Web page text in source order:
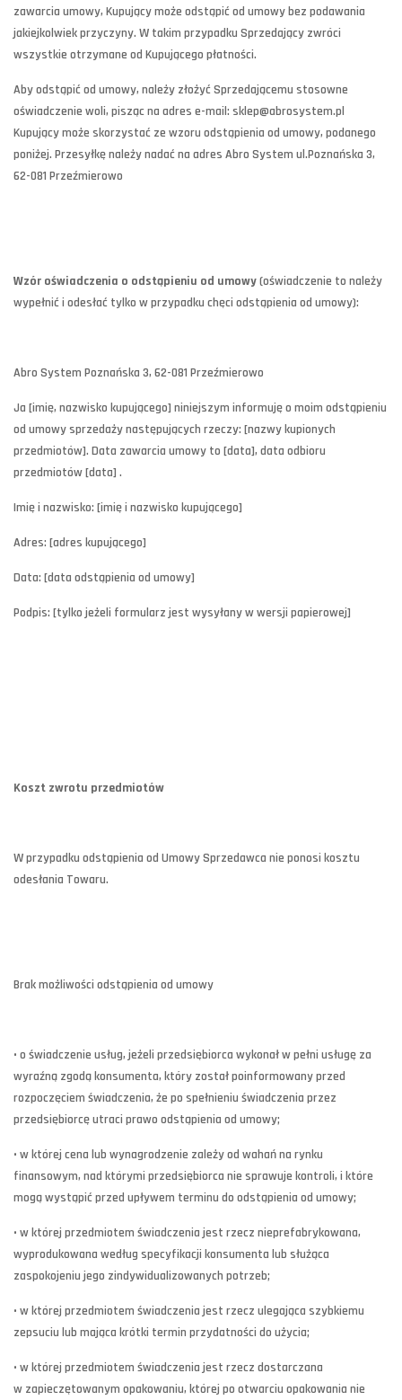
zawarcia umowy, Kupujący może odstąpić od umowy bez podawania
jakiejkolwiek przyczyny. W takim przypadku Sprzedający zwróci
wszystkie otrzymane od Kupującego płatności.
Aby odstąpić od umowy, należy złożyć Sprzedającemu stosowne
oświadczenie woli, pisząc na adres e-mail: sklep@abrosystem.pl
Kupujący może skorzystać ze wzoru odstąpienia od umowy, podanego
poniżej. Przesyłkę należy nadać na adres Abro System ul.Poznańska 3,
62-081 Przeźmierowo
Wzór oświadczenia o odstąpieniu od umowy(oświadczenie to należy
wypełnić i odesłać tylko w przypadku chęci odstąpienia od umowy):
Abro System Poznańska 3, 62-081 Przeźmierowo
Ja [imię, nazwisko kupującego] niniejszym informuję o moim odstąpieniu
od umowy sprzedaży następujących rzeczy: [nazwy kupionych
przedmiotów]. Data zawarcia umowy to [data], data odbioru
przedmiotów [data] .
Imię i nazwisko: [imię i nazwisko kupującego]
Adres: [adres kupującego]
Data: [data odstąpienia od umowy]
Podpis: [tylko jeżeli formularz jest wysyłany w wersji papierowej]
Koszt zwrotu przedmiotów
W przypadku odstąpienia od Umowy Sprzedawca nie ponosi kosztu
odesłania Towaru.
Brak możliwości odstąpienia od umowy
• o świadczenie usług, jeżeli przedsiębiorca wykonał w pełni usługę za
wyraźną zgodą konsumenta, który został poinformowany przed
rozpoczęciem świadczenia, że po spełnieniu świadczenia przez
przedsiębiorcę utraci prawo odstąpienia od umowy;
• w której cena lub wynagrodzenie zależy od wahań na rynku
finansowym, nad którymi przedsiębiorca nie sprawuje kontroli, i które
mogą wystąpić przed upływem terminu do odstąpienia od umowy;
• w której przedmiotem świadczenia jest rzecz nieprefabrykowana,
wyprodukowana według specyfikacji konsumenta lub służąca
zaspokojeniu jego zindywidualizowanych potrzeb;
• w której przedmiotem świadczenia jest rzecz ulegająca szybkiemu
zepsuciu lub mająca krótki termin przydatności do użycia;
• w której przedmiotem świadczenia jest rzecz dostarczana
w zapieczętowanym opakowaniu, której po otwarciu opakowania nie